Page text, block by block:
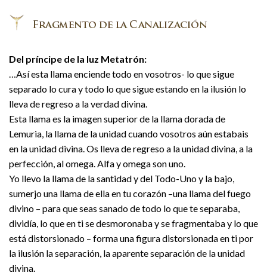
Del príncipe de la luz Metatrón:
…Así esta llama enciende todo en vosotros- lo que sigue
separado lo cura y todo lo que sigue estando en la ilusión lo
lleva de regreso a la verdad divina.
Esta llama es la imagen superior de la llama dorada de
Lemuria, la llama de la unidad cuando vosotros aún estabais
en la unidad divina. Os lleva de regreso a la unidad divina, a la
perfección, al omega. Alfa y omega son uno.
Yo llevo la llama de la santidad y del Todo-Uno y la bajo,
sumerjo una llama de ella en tu corazón –una llama del fuego
divino – para que seas sanado de todo lo que te separaba,
dividía, lo que en ti se desmoronaba y se fragmentaba y lo que
está distorsionado – forma una figura distorsionada en ti por
la ilusión la separación, la aparente separación de la unidad
divina.